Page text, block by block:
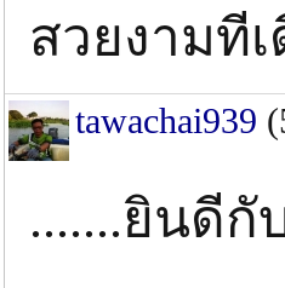
สวยงามที
tawachai939
.......ยินดีกั